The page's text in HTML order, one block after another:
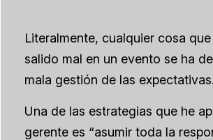
Literalmente, cualquier cosa
salido mal en un evento se ha
mala gestión de las expectativas.
Una de las estrategias que he
gerente es “asumir toda la